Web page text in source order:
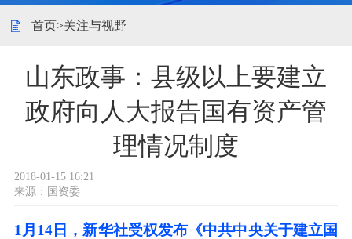
首页>关注与视野
山东政事：县级以上要建立
政府向人大报告国有资产管
理情况制度
2018-01-15 16:21
来源： 国资委
1月14日，新华社受权发布《中共中央关于建立国